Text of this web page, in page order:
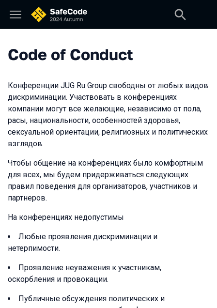
Code of Conduct
Конференции JUG Ru Group свободны от любых видов
дискриминации. Участвовать в конференциях
компании могут все желающие, независимо от пола,
расы, национальности, особенностей здоровья,
сексуальной ориентации, религиозных и политических
взглядов.
Чтобы общение на конференциях было комфортным
для всех, мы будем придерживаться следующих
правил поведения для организаторов, участников и
партнеров.
На конференциях недопустимы
Любые проявления дискриминации и
нетерпимости.
Проявление неуважения к участникам,
оскорбления и провокации.
Публичные обсуждения политических и